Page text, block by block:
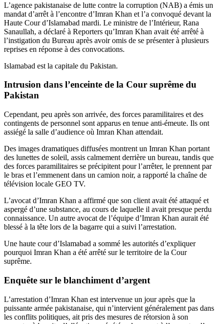
L’agence pakistanaise de lutte contre la corruption (NAB) a émis un
mandat d’arrêt à l’encontre d’Imran Khan et l’a convoqué devant la
Haute Cour d’Islamabad mardi. Le ministre de l’Intérieur, Rana
Sanaullah, a déclaré à Reporters qu’Imran Khan avait été arrêté à
l’instigation du Bureau après avoir omis de se présenter à plusieurs
reprises en réponse à des convocations.
Islamabad est la capitale du Pakistan.
Intrusion dans l’enceinte de la Cour suprême du
Pakistan
Cependant, peu après son arrivée, des forces paramilitaires et des
contingents de personnel sont apparus en tenue anti-émeute. Ils ont
assiégé la salle d’audience où Imran Khan attendait.
Des images dramatiques diffusées montrent un Imran Khan portant
des lunettes de soleil, assis calmement derrière un bureau, tandis que
des forces paramilitaires se précipitent pour l’arrêter, le prennent par
le bras et l’emmenent dans un camion noir, a rapporté la chaîne de
télévision locale GEO TV.
L’avocat d’Imran Khan a affirmé que son client avait été attaqué et
aspergé d’une substance, au cours de laquelle il avait presque perdu
connaissance. Un autre avocat de l’équipe d’Imran Khan aurait été
blessé à la tête lors de la bagarre qui a suivi l’arrestation.
Une haute cour d’Islamabad a sommé les autorités d’expliquer
pourquoi Imran Khan a été arrêté sur le territoire de la Cour
suprême.
Enquête sur le blanchiment d’argent
L’arrestation d’Imran Khan est intervenue un jour après que la
puissante armée pakistanaise, qui n’intervient généralement pas dans
les conflits politiques, ait pris des mesures de rétorsion à son